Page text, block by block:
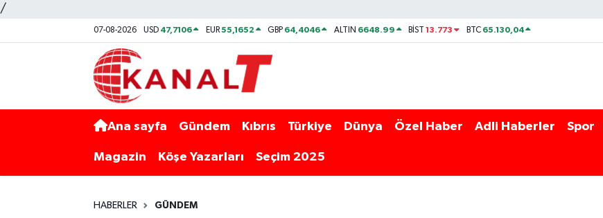
/
07-08-2026 USD 47,7106 EUR55,1652 GBP 64,4046 ALTIN 6648.99 BİST13.773 BTC 65.130,04
Ana sayfa Gündem Kıbrıs Türkiye Dünya Özel Haber Adli Haberler Spor
Magazin Köşe Yazarları Seçim 2025
HABERLER GÜNDEM